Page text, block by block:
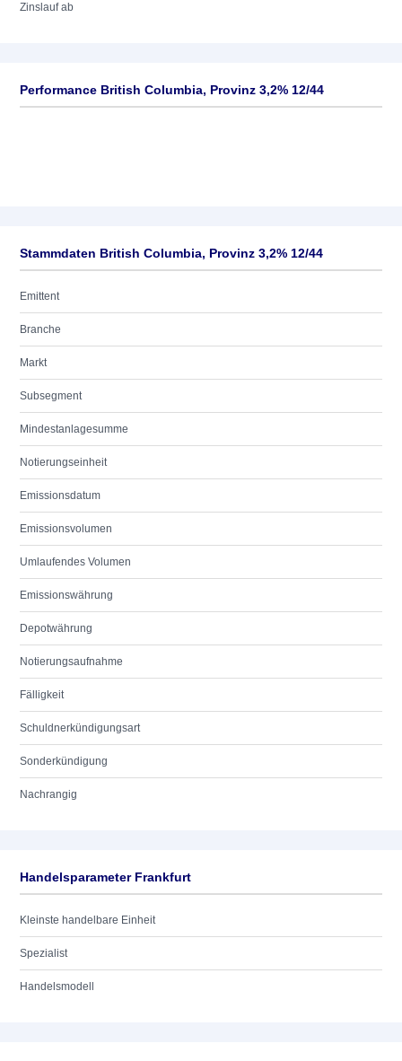
Zinslauf ab
Performance British Columbia, Provinz 3,2% 12/44
Stammdaten British Columbia, Provinz 3,2% 12/44
Emittent
Branche
Markt
Subsegment
Mindestanlagesumme
Notierungseinheit
Emissionsdatum
Emissionsvolumen
Umlaufendes Volumen
Emissionswährung
Depotwährung
Notierungsaufnahme
Fälligkeit
Schuldnerkündigungsart
Sonderkündigung
Nachrangig
Handelsparameter Frankfurt
Kleinste handelbare Einheit
Spezialist
Handelsmodell